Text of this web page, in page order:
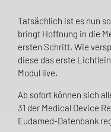
Tatsächlich ist es nun
bringt Hoffnung in die
ersten Schritt. Wie
diese das erste
Modul live.
Ab sofort können sich
31 der Medical Device
Eudamed-Datenbank